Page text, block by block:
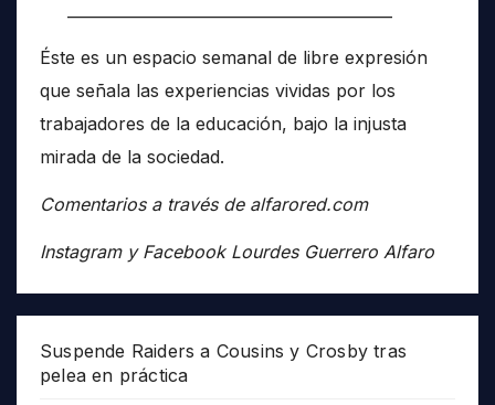
Éste es un espacio semanal de libre expresión
que señala las experiencias vividas por los
trabajadores de la educación, bajo la injusta
mirada de la sociedad.
Comentarios a través de alfarored.com
Instagram y Facebook Lourdes Guerrero Alfaro
Suspende Raiders a Cousins y Crosby tras
pelea en práctica